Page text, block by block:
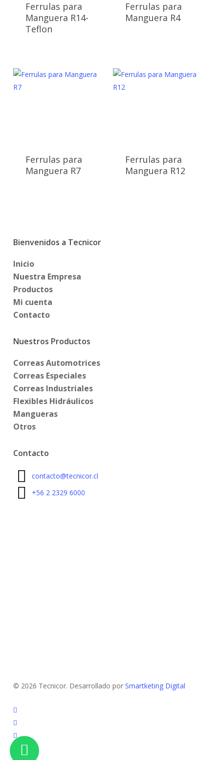
Ferrulas para
Manguera R14-
Teflon
Ferrulas para
Manguera R4
Ferrulas para
Manguera R7
Ferrulas para
Manguera R12
Bienvenidos a Tecnicor
Inicio
Nuestra Empresa
Productos
Mi cuenta
Contacto
Nuestros Productos
Correas Automotrices
Correas Especiales
Correas Industriales
Flexibles Hidráulicos
Mangueras
Otros
Contacto
contacto@tecnicor.cl
+56 2 2329 6000
© 2026 Tecnicor. Desarrollado por Smartketing Digital
instagram
phone
email